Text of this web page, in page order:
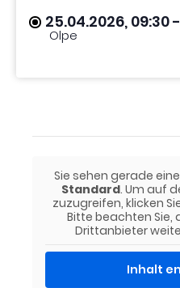
25.04.2026, 09:30
Olpe
Sie sehen gerade
Standard. Um auf
zuzugreifen, klicken
Bitte beachten Sie,
Drittanbieter
Inhalt